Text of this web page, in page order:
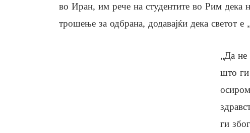
во Иран, им рече на студентите во Рим дека
трошење за одбрана, додавајќи дека светот е
„Да не
што ги
ги